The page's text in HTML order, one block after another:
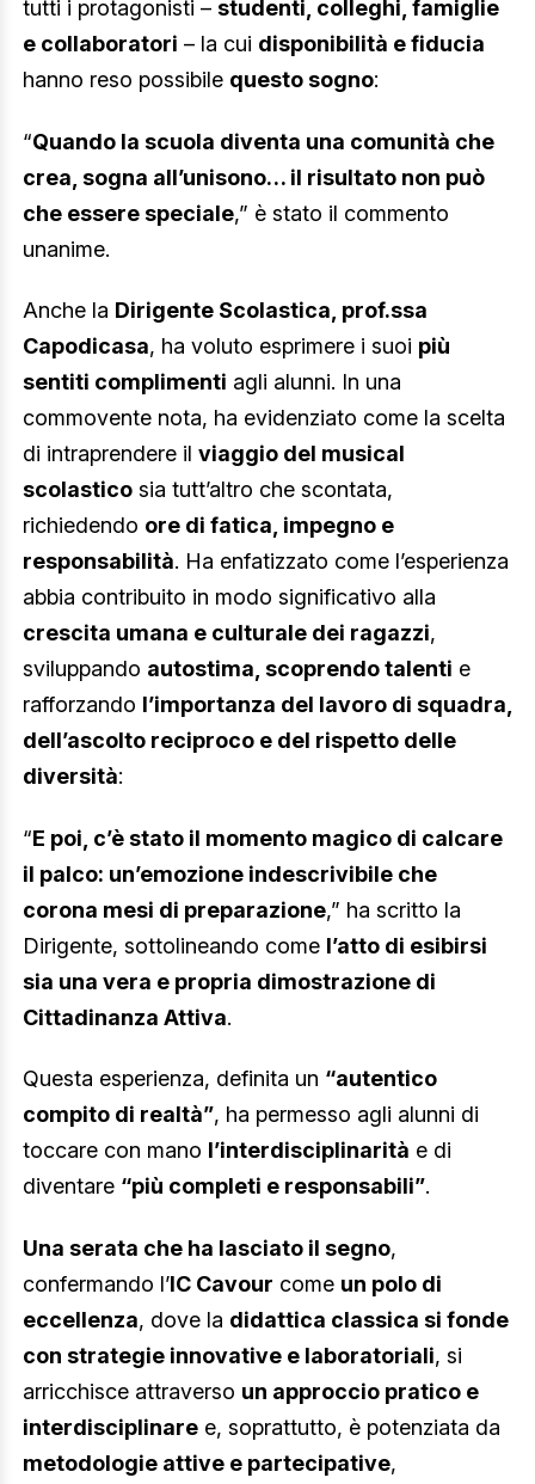
tutti i protagonisti – studenti, colleghi, famiglie
e collaboratori – la cui disponibilità e fiducia
hanno reso possibile questo sogno:
“Quando la scuola diventa una comunità che
crea, sogna all’unisono… il risultato non può
che essere speciale,” è stato il commento
unanime.
Anche la Dirigente Scolastica, prof.ssa
Capodicasa, ha voluto esprimere i suoi più
sentiti complimenti agli alunni. In una
commovente nota, ha evidenziato come la scelta
di intraprendere il viaggio del musical
scolastico sia tutt’altro che scontata,
richiedendo ore di fatica, impegno e
responsabilità. Ha enfatizzato come l’esperienza
abbia contribuito in modo significativo alla
crescita umana e culturale dei ragazzi,
sviluppando autostima, scoprendo talenti e
rafforzando l’importanza del lavoro di squadra,
dell’ascolto reciproco e del rispetto delle
diversità:
“E poi, c’è stato il momento magico di calcare
il palco: un’emozione indescrivibile che
corona mesi di preparazione,” ha scritto la
Dirigente, sottolineando come l’atto di esibirsi
sia una vera e propria dimostrazione di
Cittadinanza Attiva.
Questa esperienza, definita un “autentico
compito di realtà”, ha permesso agli alunni di
toccare con mano l’interdisciplinarità e di
diventare “più completi e responsabili”.
Una serata che ha lasciato il segno,
confermando l’IC Cavour come un polo di
eccellenza, dove la didattica classica si fonde
con strategie innovative e laboratoriali, si
arricchisce attraverso un approccio pratico e
interdisciplinare e, soprattutto, è potenziata da
metodologie attive e partecipative,